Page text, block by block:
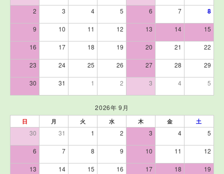
2 3 4 5 6 7 8
9 10 11 12 13 14 15
16 17 18 19 20 21 22
23 24 25 26 27 28 29
30 31 1 2 3 4 5
2026年 9月
日 月 火 水 木 金 土
30 31 1 2 3 4 5
6 7 8 9 10 11 12
13 14 15 16 17 18 19